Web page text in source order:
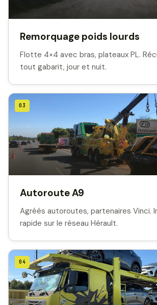
Remorquage poids lourds
Flotte 4×4 avec bras, plateaux PL.
tout gabarit, jour et nuit.
03
Autoroute A9
Agréés autoroutes, partenaires Vinci.
rapide sur le réseau Hérault.
04